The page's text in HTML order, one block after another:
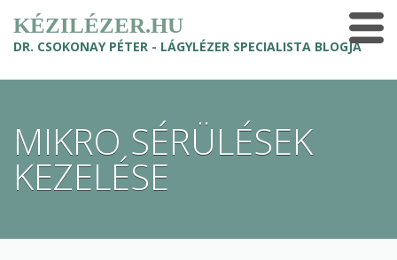
KÉZILÉZER.HU
DR. CSOKONAY PÉTER - LÁGYLÉZER SPECIALISTA BLOGJA
MIKRO SÉRÜLÉSEK
KEZELÉSE